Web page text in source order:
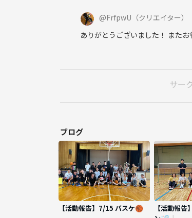
@FrfpwU （クリエイター）
ありがとうございました！ また
サー
ブログ
【活動報告】7/15 バスケ🏀
【活動報